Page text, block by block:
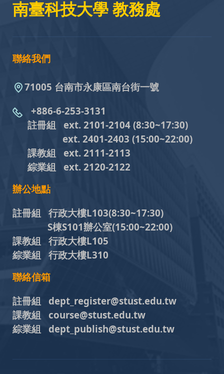
南臺科技大學 教務處
聯絡我們
71005 台南市永康區南台街一號
+886-6-253-3131
註冊組 ext. 2101-2104 (8:30~17:30)
ext. 2401-2403 (15:00~22:00)
課教組 ext. 2111-2113
綜業組
ext. 2120-2122
辦公地點
註冊組 行政大樓L103(8:30~17:30)
S棟S101辦公室(15:00~22:00)
課教組 行政大樓L105
綜業組 行政大樓L310
聯絡信箱
註冊組 dept_register@stust.edu.tw
課教組 course@stust.edu.tw
綜業組 dept_publish@stust.edu.tw